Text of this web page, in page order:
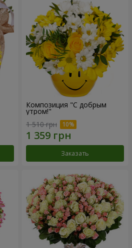
Композиция "С добрым
утром!"
1 510 грн
Заказать